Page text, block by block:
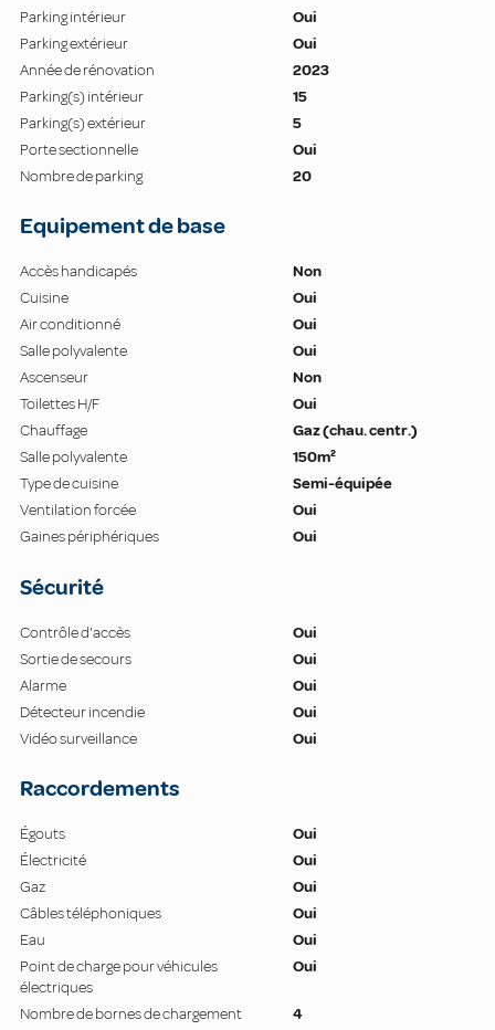
Parking intérieur
Oui
Parking extérieur
Oui
Année de rénovation
2023
Parking(s) intérieur
15
Parking(s) extérieur
5
Porte sectionnelle
Oui
Nombre de parking
20
Equipement de base
Accès handicapés
Non
Cuisine
Oui
Air conditionné
Oui
Salle polyvalente
Oui
Ascenseur
Non
Toilettes H/F
Oui
Chauffage
Gaz (chau. centr.)
Salle polyvalente
150m²
Type de cuisine
Semi-équipée
Ventilation forcée
Oui
Gaines périphériques
Oui
Sécurité
Contrôle d'accès
Oui
Sortie de secours
Oui
Alarme
Oui
Détecteur incendie
Oui
Vidéo surveillance
Oui
Raccordements
Égouts
Oui
Électricité
Oui
Gaz
Oui
Câbles téléphoniques
Oui
Eau
Oui
Point de charge pour véhicules
électriques
Oui
Nombre de bornes de chargement
4